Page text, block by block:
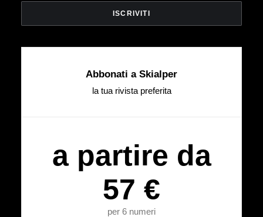
Abbonati a Skialper
la tua rivista preferita
a partire da
57 €
per 6 numeri